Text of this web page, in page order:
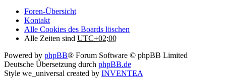
Foren-Übersicht
Kontakt
Alle Cookies des Boards löschen
Alle Zeiten sind UTC+02:00
Powered by phpBB® Forum Software © phpBB Limited
Deutsche Übersetzung durch phpBB.de
Style we_universal created by INVENTEA